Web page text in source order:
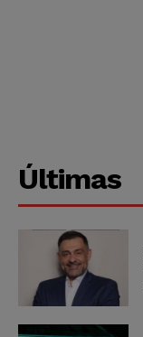
Últimas